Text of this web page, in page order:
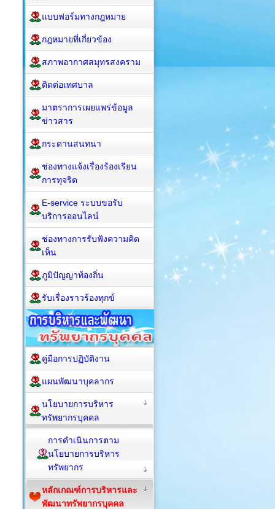
แบบฟอร์มทางกฎหมาย
กฎหมาย​ที่เกี่ยวข้อง
สภาพอากาศสมุทรสงคราม
ติดต่อเทศบาล
มาตราการเผยแพร่ข้อมูล
ข่าวสาร
กระดานสนทนา
ช่องทางแจ้งเรื่องร้องเรียน
การทุจริต
E-service ระบบขอรับ
บริการออนไลน์
ช่องทางการรับฟังความคิด
เห็น
ภูมิปัญญาท้องถิ่น
รับเรื่องราวร้องทุกข์
คู่มือการปฏิบัติงาน
แผนพัฒนาบุคลากร
นโยบายการบริหาร
ทรัพยากรบุคคล
การดำเนินการตาม
นโยบายการบริหาร
ทรัพยากร
หลักเกณฑ์การบริหารและ
พัฒนาทรัพยากรบุคคล